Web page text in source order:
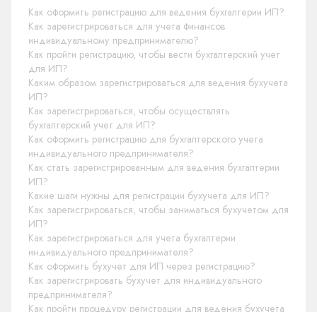
Как оформить регистрацию для ведения бухгалтерии ИП?
Как зарегистрироваться для учета финансов
индивидуальному предпринимателю?
Как пройти регистрацию, чтобы вести бухгалтерский учет
для ИП?
Каким образом зарегистрироваться для ведения бухучета
ИП?
Как зарегистрироваться, чтобы осуществлять
бухгалтерский учет для ИП?
Как оформить регистрацию для бухгалтерского учета
индивидуального предпринимателя?
Как стать зарегистрированным для ведения бухгалтерии
ИП?
Какие шаги нужны для регистрации бухучета для ИП?
Как зарегистрироваться, чтобы заниматься бухучетом для
ИП?
Как зарегистрироваться для учета бухгалтерии
индивидуального предпринимателя?
Как оформить бухучет для ИП через регистрацию?
Как зарегистрировать бухучет для индивидуального
предпринимателя?
Как пройти процедуру регистрации для ведения бухучета